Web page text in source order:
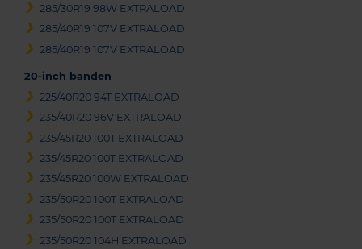
285/30R19 98W EXTRALOAD
285/40R19 107V EXTRALOAD
285/40R19 107V EXTRALOAD
20-inch banden
225/40R20 94T EXTRALOAD
235/40R20 96V EXTRALOAD
235/45R20 100T EXTRALOAD
235/45R20 100T EXTRALOAD
235/45R20 100W EXTRALOAD
235/50R20 100T EXTRALOAD
235/50R20 100T EXTRALOAD
235/50R20 104H EXTRALOAD